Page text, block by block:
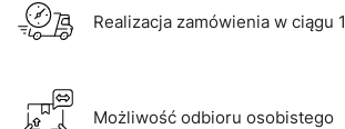
Realizacja zamówienia w ciągu
Możliwość odbioru osobistego